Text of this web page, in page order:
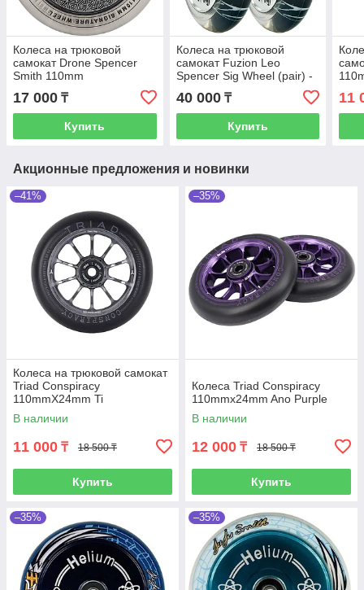
Колеса на трюковой
самокат Drone Spencer
Smith 110mm
17 000 ₸
Купить
Колеса на трюковой
самокат Fuzion Leo
Spencer Sig Wheel (pair) -
Silver Core / Clear PU
40 000₸
Купить
11
Акционные предложения и новинки
–41%
Колеса на трюковой самокат
Triad Conspiracy
110mmX24mm Ti
В наличии
11 000 ₸ 18 500 ₸
Купить
–35%
Колеса Triad Conspiracy
110mmx24mm Ano Purple
В наличии
12 000 ₸ 18 500 ₸
Купить
–35% –35%